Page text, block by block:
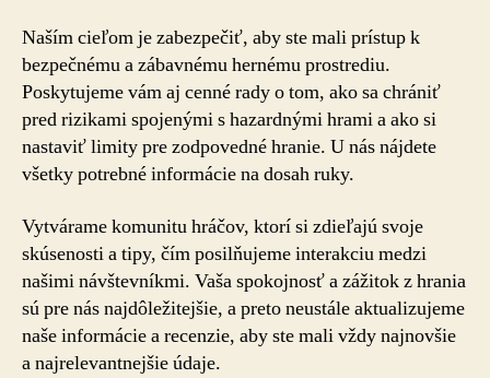
Naším cieľom je zabezpečiť, aby ste mali prístup k
bezpečnému a zábavnému hernému prostrediu.
Poskytujeme vám aj cenné rady o tom, ako sa chrániť
pred rizikami spojenými s hazardnými hrami a ako si
nastaviť limity pre zodpovedné hranie. U nás nájdete
všetky potrebné informácie na dosah ruky.
Vytvárame komunitu hráčov, ktorí si zdieľajú svoje
skúsenosti a tipy, čím posilňujeme interakciu medzi
našimi návštevníkmi. Vaša spokojnosť a zážitok z hrania
sú pre nás najdôležitejšie, a preto neustále aktualizujeme
naše informácie a recenzie, aby ste mali vždy najnovšie
a najrelevantnejšie údaje.